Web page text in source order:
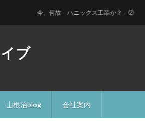
ブ
山根治blog 会社案内
今、何故 ハニックス工業か？－②